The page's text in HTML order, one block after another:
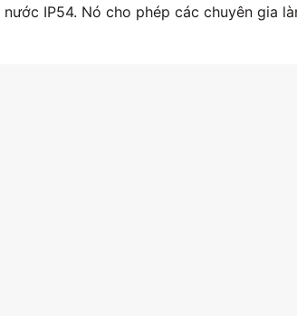
IP54. Nó cho phép các chuyên gia